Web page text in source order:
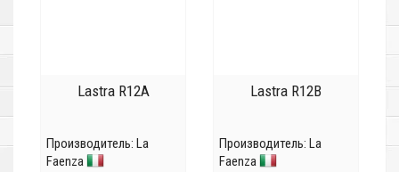
Lastra R12A
Производитель: La
Faenza
Lastra R12B
Производитель: La
Faenza